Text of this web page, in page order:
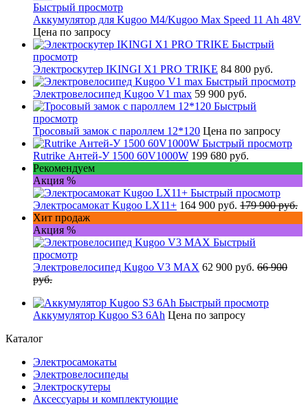
Быстрый просмотр
Аккумулятор для Kugoo M4/Kugoo Max Speed 11 Ah 48V
Цена по запросу
Быстрый
просмотр
Электроскутер IKINGI X1 PRO TRIKE 84 800 руб.
Быстрый просмотр
Электровелосипед Kugoo V1 max 59 900 руб.
Быстрый
просмотр
Тросовый замок с пароллем 12*120 Цена по запросу
Быстрый просмотр
Rutrike Антей-У 1500 60V1000W 199 680 руб.
Рекомендуем
Акция %
Быстрый просмотр
Электросамокат Kugoo LX11+ 164 900 руб. 179 900 руб.
Хит продаж
Акция %
Быстрый
просмотр
Электровелосипед Kugoo V3 MAX 62 900 руб. 66 900
руб.
Быстрый просмотр
Аккумулятор Kugoo S3 6Ah Цена по запросу
Каталог
Электросамокаты
Электровелосипеды
Электроскутеры
Аксессуары и комплектующие